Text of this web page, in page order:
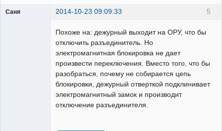
5
Саня 2014-10-23 09:09:33
Похоже на: дежурный выходит на ОРУ, что бы
отключить разъединитель. Но
электромагнитная блокировка не дает
произвести переключения. Вместо того, что бы
разобраться, почему не собирается цепь
блокировки, дежурный отверткой подклинивает
электромагнитный замок и производит
отключение разъединителя.